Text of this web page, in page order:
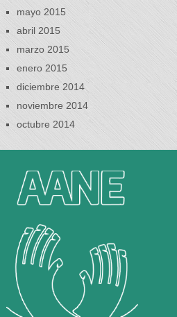
mayo 2015
abril 2015
marzo 2015
enero 2015
diciembre 2014
noviembre 2014
octubre 2014